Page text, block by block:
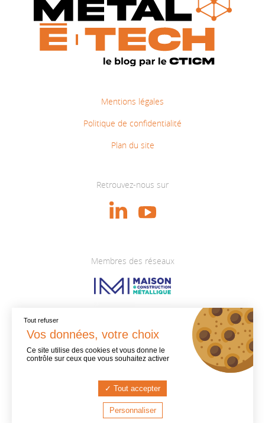
Mentions légales
Politique de confidentialité
Plan du site
Retrouvez-nous sur
Membres des réseaux
Ce site utilise des cookies et vous donne le
contrôle sur ceux que vous souhaitez activer
Tout accepter
Tout refuser
Personnaliser